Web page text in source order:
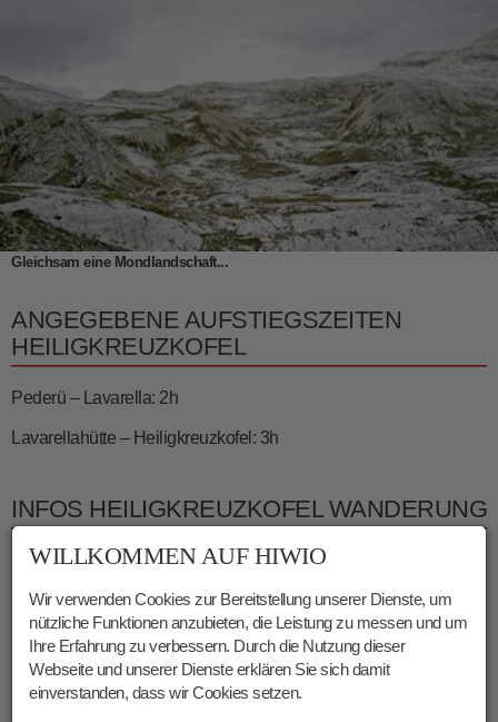
Gleichsam eine Mondlandschaft...
ANGEGEBENE AUFSTIEGSZEITEN
HEILIGKREUZKOFEL
Pederü – Lavarella: 2h
Lavarellahütte – Heiligkreuzkofel: 3h
INFOS HEILIGKREUZKOFEL WANDERUNG
Dauer:
09:00 h
Höhenmeter:
1375 m
Min. Höhe:
1543 m
Max. Höhe:
2901 m
WILLKOMMEN AUF HIWIO
Wir verwenden Cookies zur Bereitstellung unserer Dienste, um
nützliche Funktionen anzubieten, die Leistung zu messen und um
Ihre Erfahrung zu verbessern. Durch die Nutzung dieser
Webseite und unserer Dienste erklären Sie sich damit
einverstanden, dass wir Cookies setzen.